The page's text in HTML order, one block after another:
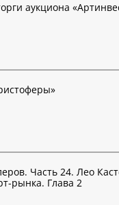
аукциона
Часть 24. Лео
рынка. Глава 2